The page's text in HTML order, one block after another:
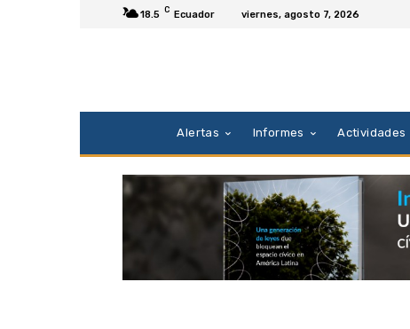
18.5 C Ecuador viernes, agosto 7, 2026
Alertas Informes Actividades